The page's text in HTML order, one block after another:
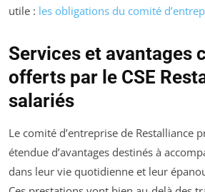
utile : les obligations du comité
Services et avantages
offerts par le CSE
salariés
Le comité d’entreprise de Restalliance
étendue d’avantages destinés à
dans leur vie quotidienne et leur